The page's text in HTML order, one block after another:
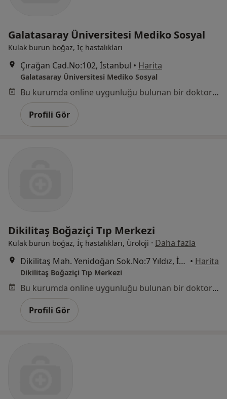
Galatasaray Üniversitesi Mediko Sosyal
Kulak burun boğaz, İç hastalıkları
Çırağan Cad.No:102, İstanbul • Harita
Galatasaray Üniversitesi Mediko Sosyal
Bu kurumda online uygunluğu bulunan bir doktor veya uzman bulunamadı
Profili Gör
Dikilitaş Boğaziçi Tıp Merkezi
Kulak burun boğaz, İç hastalıkları, Üroloji · Daha fazla
Dikilitaş Mah. Yenidoğan Sok.No:7 Yıldız, İstanbul • Harita
Dikilitaş Boğaziçi Tıp Merkezi
Bu kurumda online uygunluğu bulunan bir doktor veya uzman bulunamadı
Profili Gör